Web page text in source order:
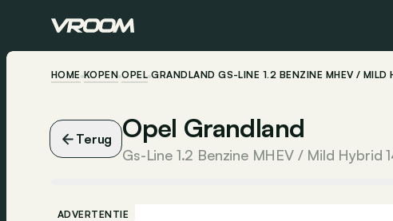
HOME KOPEN OPEL GRANDLAND GS-LINE 1.2 BENZINE MHEV /
Terug Opel Grandland
ADVERTENTIE